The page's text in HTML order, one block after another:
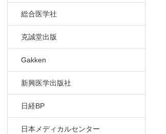
総合医学社
克誠堂出版
Gakken
新興医学出版社
日経BP
日本メディカルセンター